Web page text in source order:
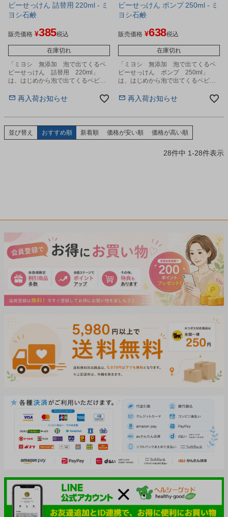
ビーせっけん 詰替用 220ml - ミ
ヨシ石鹸
販売価格 ¥385税込
在庫切れ
「ミヨシ 無添加 泡で出てくるベ
ビーせっけん 詰替用 220ml」
は、はじめから泡で出てくるベビー
再入荷お知らせ
ビーせっけん ポンプ 250ml - ミ
ヨシ石鹸
販売価格 ¥638税込
在庫切れ
「ミヨシ 無添加 泡で出てくるベ
ビーせっけん ポンプ 250ml」
は、はじめから泡で出てくるベビー
再入荷お知らせ
並び替え おすすめ順 新着順 価格が安い順 価格が高い順
28件中 1-28件表示